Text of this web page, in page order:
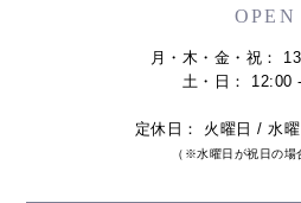
OPEN
月・木・金・祝：
土・日： 12:00
定休日： 火曜日 / 水
（※水曜日が祝日の場